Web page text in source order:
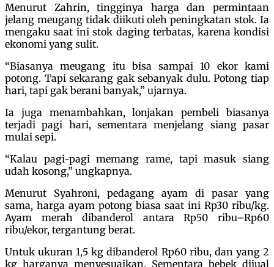
Menurut Zahrin, tingginya harga dan permintaan
jelang meugang tidak diikuti oleh peningkatan stok. Ia
mengaku saat ini stok daging terbatas, karena kondisi
ekonomi yang sulit.
“Biasanya meugang itu bisa sampai 10 ekor kami
potong. Tapi sekarang gak sebanyak dulu. Potong tiap
hari, tapi gak berani banyak,” ujarnya.
Ia juga menambahkan, lonjakan pembeli biasanya
terjadi pagi hari, sementara menjelang siang pasar
mulai sepi.
“Kalau pagi-pagi memang rame, tapi masuk siang
udah kosong,” ungkapnya.
Menurut Syahroni, pedagang ayam di pasar yang
sama, harga ayam potong biasa saat ini Rp30 ribu/kg.
Ayam merah dibanderol antara Rp50 ribu–Rp60
ribu/ekor, tergantung berat.
Untuk ukuran 1,5 kg dibanderol Rp60 ribu, dan yang 2
kg harganya menyesuaikan. Sementara bebek dijual